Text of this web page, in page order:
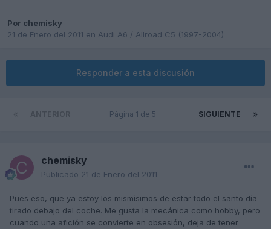
Por chemisky
21 de Enero del 2011 en Audi A6 / Allroad C5 (1997-2004)
Responder a esta discusión
SIGUIENTE
Página 1 de 5
chemisky
Publicado 21 de Enero del 2011
Pues eso, que ya estoy los mismísimos de estar todo el santo día
tirado debajo del coche. Me gusta la mecánica como hobby, pero
cuando una afición se convierte en obsesión, deja de tener